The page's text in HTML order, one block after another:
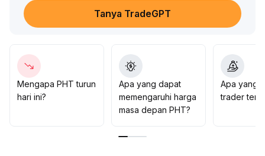
Dari sisi teknis, perlu memperhatikan perubahan volume
dan harga serta pergerakan rata-rata pergerakan
volume
Tanya TradeGPT
Mengapa PHT turun
hari ini?
Apa yang dapat
memengaruhi harga
masa depan PHT?
Apa yang
trader